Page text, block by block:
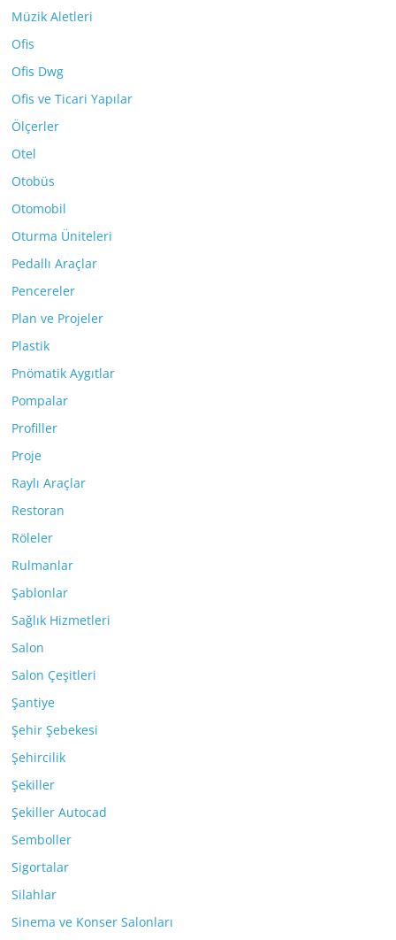
Müzik Aletleri
Ofis
Ofis Dwg
Ofis ve Ticari Yapılar
Ölçerler
Otel
Otobüs
Otomobil
Oturma Üniteleri
Pedallı Araçlar
Pencereler
Plan ve Projeler
Plastik
Pnömatik Aygıtlar
Pompalar
Profiller
Proje
Raylı Araçlar
Restoran
Röleler
Rulmanlar
Şablonlar
Sağlık Hizmetleri
Salon
Salon Çeşitleri
Şantiye
Şehir Şebekesi
Şehircilik
Şekiller
Şekiller Autocad
Semboller
Sigortalar
Silahlar
Sinema ve Konser Salonları